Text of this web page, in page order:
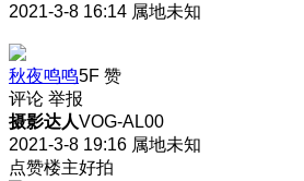
2021-3-8 16:14 属地未知
秋夜鸣鸣5F 赞
评论 举报
摄影达人VOG-AL00
2021-3-8 19:16 属地未知
点赞楼主好拍